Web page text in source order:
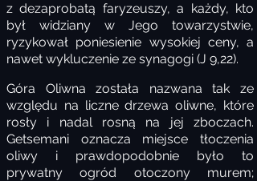
z dezaprobatą faryzeuszy, a każdy, kto
był widziany w Jego towarzystwie,
ryzykował poniesienie wysokiej ceny, a
nawet wykluczenie ze synagogi (J 9,22).
Góra Oliwna została nazwana tak ze
względu na liczne drzewa oliwne, które
rosły i nadal rosną na jej zboczach.
Getsemani oznacza miejsce tłoczenia
oliwy i prawdopodobnie było to
prywatny ogród otoczony murem;